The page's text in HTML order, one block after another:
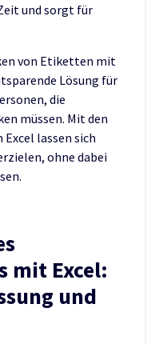
und sorgt für
von Etiketten mit
Lösung für
die
müssen. Mit den
lassen sich
ohne dabei
mit Excel:
und